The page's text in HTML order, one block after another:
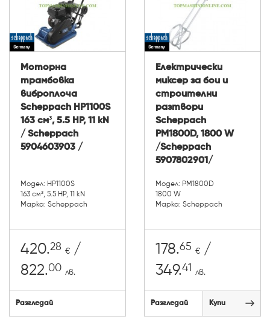
Моторна
трамбовка
виброплоча
Scheppach HP1100S
163 см³, 5.5 HP, 11 kN
/ Scheppach
5904603903 /
Модел: HP1100S
163 см³, 5.5 HP, 11 kN
Марка: Scheppach
420.28 € /
822.00 лв.
Разгледай
Електрически
миксер за бои и
строителни
разтвори
Scheppach
PM1800D, 1800 W
/Scheppach
5907802901/
Модел: PM1800D
1800 W
Марка: Scheppach
178.65 € /
349.41 лв.
Разгледай Купи